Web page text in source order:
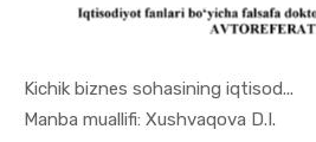
Kichik biznes sohasining iqtisod...
Manba muallifi: Xushvaqova D.I.
In Ekonome...